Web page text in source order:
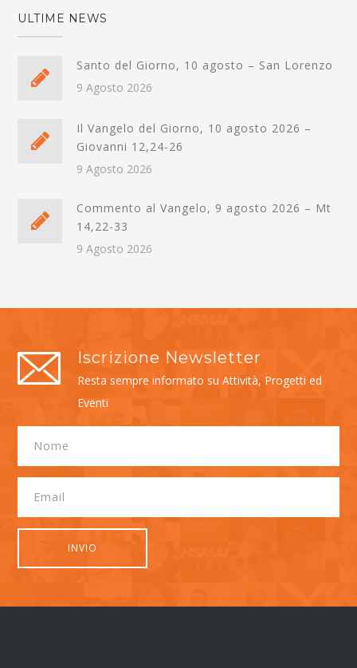
ULTIME NEWS
Santo del Giorno, 10 agosto – San Lorenzo
9 Agosto 2026
Il Vangelo del Giorno, 10 agosto 2026 –
Giovanni 12,24-26
9 Agosto 2026
Commento al Vangelo, 9 agosto 2026 – Mt
14,22-33
9 Agosto 2026
Iscrizione Newsletter
Resta sempre informato su Attività, Progetti ed
Eventi